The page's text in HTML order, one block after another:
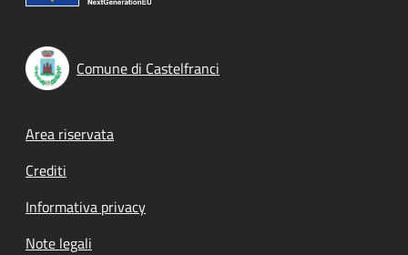
Comune di Castelfranci
Footer menu
Area riservata
Crediti
Informativa privacy
Note legali